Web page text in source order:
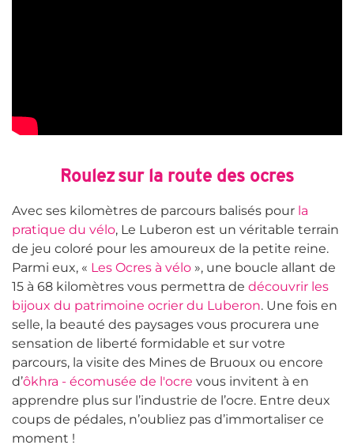
Roulez sur la route des ocres
Avec ses kilomètres de parcours balisés pour la
pratique du vélo, Le Luberon est un véritable terrain
de jeu coloré pour les amoureux de la petite reine.
Parmi eux, « Les Ocres à vélo », une boucle allant de
15 à 68 kilomètres vous permettra de découvrir les
bijoux du patrimoine ocrier du Luberon. Une fois en
selle, la beauté des paysages vous procurera une
sensation de liberté formidable et sur votre
parcours, la visite des Mines de Bruoux ou encore
d’ôkhra - écomusée de l'ocre vous invitent à en
apprendre plus sur l’industrie de l’ocre. Entre deux
coups de pédales, n’oubliez pas d’immortaliser ce
moment !